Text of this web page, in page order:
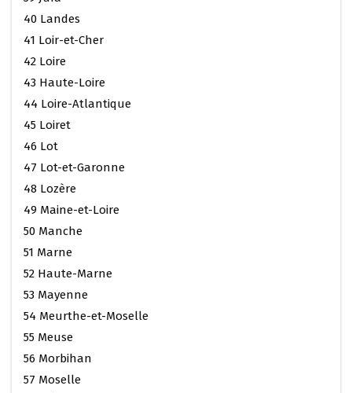
40 Landes
41 Loir-et-Cher
42 Loire
43 Haute-Loire
44 Loire-Atlantique
45 Loiret
46 Lot
47 Lot-et-Garonne
48 Lozère
49 Maine-et-Loire
50 Manche
51 Marne
52 Haute-Marne
53 Mayenne
54 Meurthe-et-Moselle
55 Meuse
56 Morbihan
57 Moselle